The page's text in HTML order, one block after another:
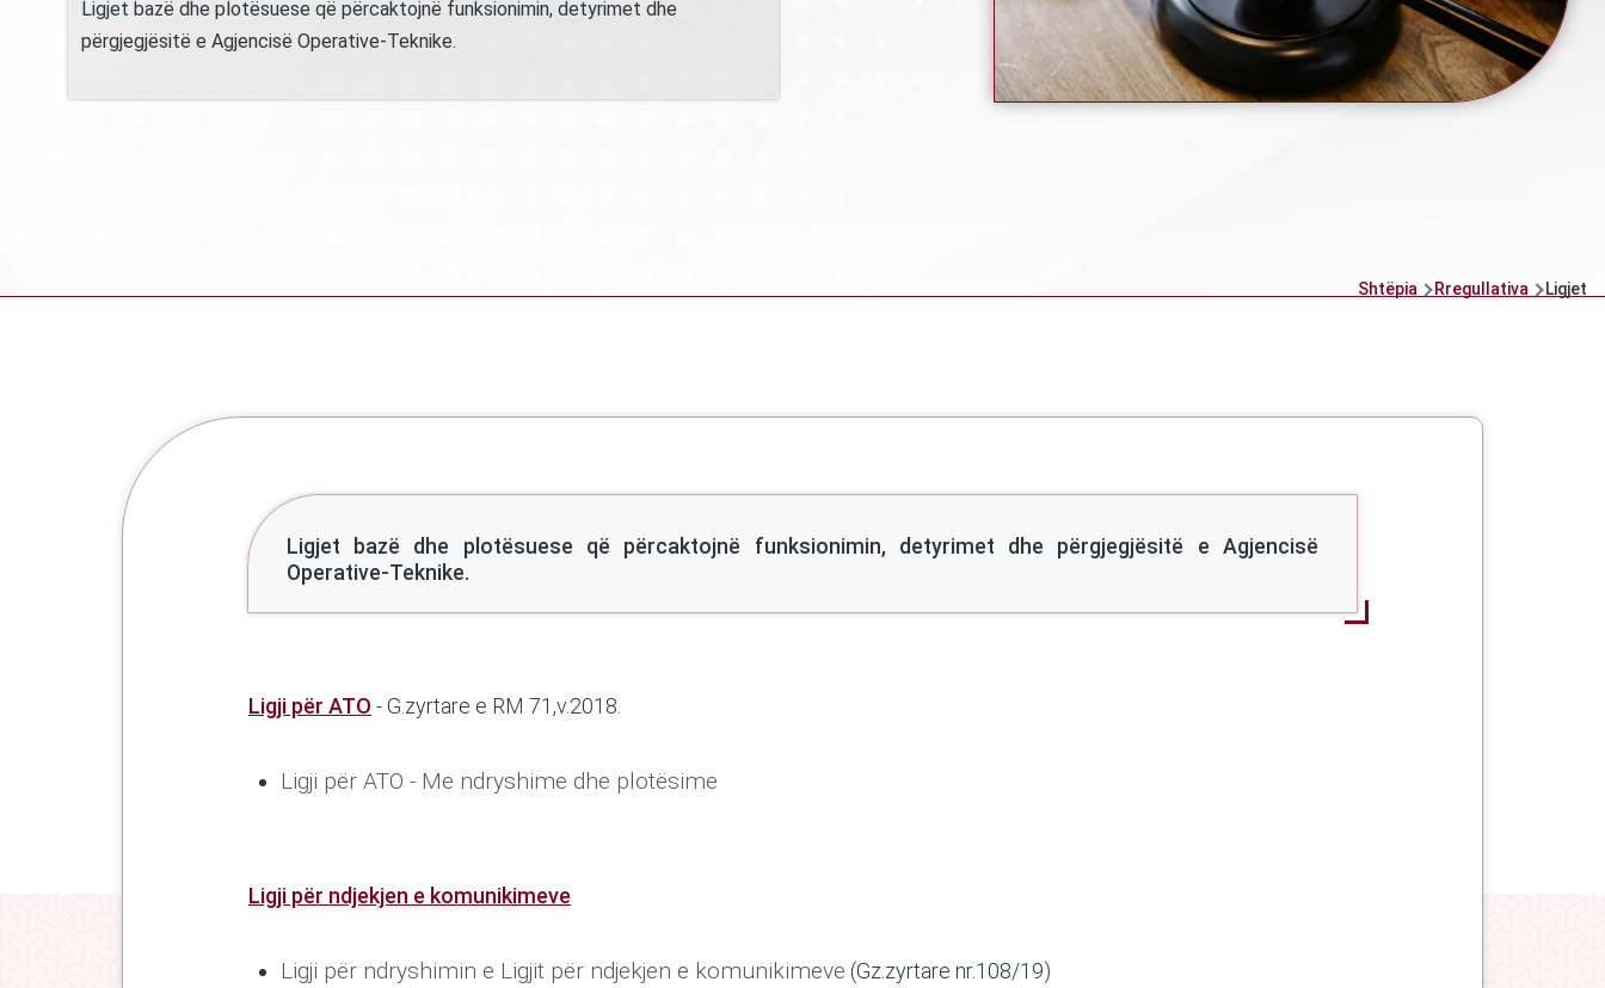
Breadcrumb Shtëpia Rregullativa Ligjet
Ligjet bazë dhe plotësuese që përcaktojnë funksionimin, detyrimet dhe
përgjegjësitë e Agjencisë Operative-Teknike.
Ligjet bazë dhe plotësuese që përcaktojnë funksionimin, detyrimet dhe përgjegjësitë e Agjencisë
Operative-Teknike.
Ligji për ATO - G.zyrtare e RM 71,v.2018.
Ligji për ATO - Me ndryshime dhe plotësime
Ligji për ndjekjen e komunikimevе
Ligji për ndryshimin e Ligjit për ndjekjen e komunikimeve (Gz.zyrtare nr.108/19)